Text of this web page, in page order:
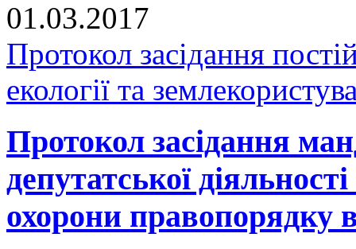
01.03.2017
Протокол засідання
екології та
Протокол засідання
депутатської
охорони правопорядку